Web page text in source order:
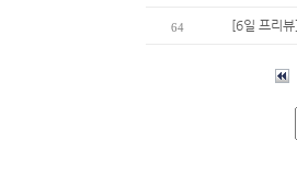
64 [6일 프리